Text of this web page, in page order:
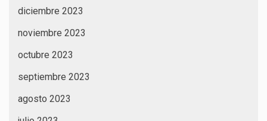
diciembre 2023
noviembre 2023
octubre 2023
septiembre 2023
agosto 2023